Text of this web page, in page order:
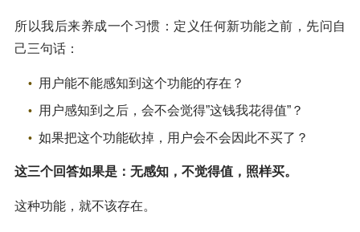
所以我后来养成一个习惯：定义任何新功能之前，先问自
己三句话：
用户能不能感知到这个功能的存在？
用户感知到之后，会不会觉得”这钱我花得值”？
如果把这个功能砍掉，用户会不会因此不买了？
这三个回答如果是：无感知，不觉得值，照样买。
这种功能，就不该存在。